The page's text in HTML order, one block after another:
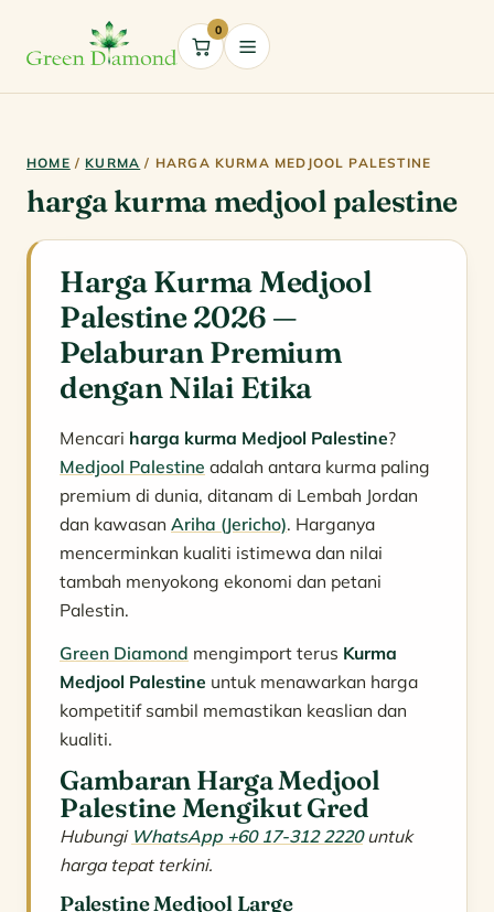
Cart
0
HOME / KURMA / HARGA KURMA MEDJOOL PALESTINE
harga kurma medjool palestine
Harga Kurma Medjool
Palestine 2026 —
Pelaburan Premium
dengan Nilai Etika
Mencari harga kurma Medjool Palestine?
Medjool Palestine adalah antara kurma paling
premium di dunia, ditanam di Lembah Jordan
dan kawasan Ariha (Jericho). Harganya
mencerminkan kualiti istimewa dan nilai
tambah menyokong ekonomi dan petani
Palestin.
Green Diamond mengimport terus Kurma
Medjool Palestine untuk menawarkan harga
kompetitif sambil memastikan keaslian dan
kualiti.
Gambaran Harga Medjool
Palestine Mengikut Gred
Hubungi WhatsApp +60 17-312 2220untuk
harga tepat terkini.
Palestine Medjool Large